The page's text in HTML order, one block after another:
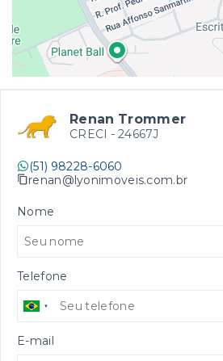
Renan Trommer
CRECI - 24667J
(51) 98228-6060
renan@lyonimoveis.com.br
Nome
Telefone
E-mail